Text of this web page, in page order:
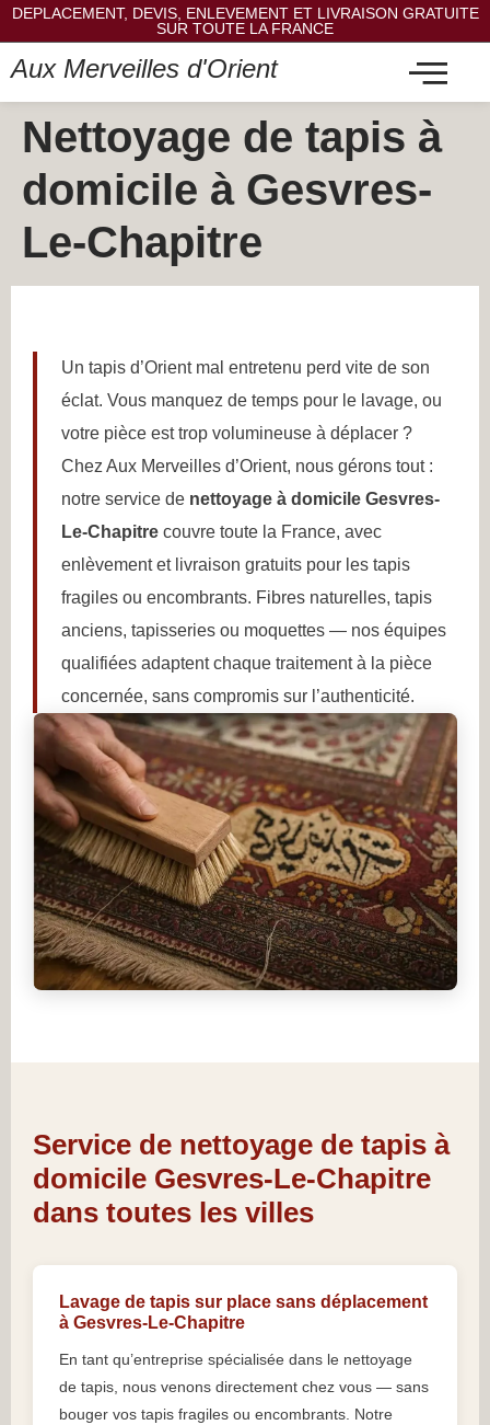
DEPLACEMENT, DEVIS, ENLEVEMENT ET LIVRAISON GRATUITE
SUR TOUTE LA FRANCE
Aux Merveilles d'Orient
Nettoyage de tapis à
domicile à Gesvres-
Le-Chapitre
Un tapis d’Orient mal entretenu perd vite de son
éclat. Vous manquez de temps pour le lavage, ou
votre pièce est trop volumineuse à déplacer ?
Chez Aux Merveilles d’Orient, nous gérons tout :
notre service de nettoyage à domicile Gesvres-
Le-Chapitre couvre toute la France, avec
enlèvement et livraison gratuits pour les tapis
fragiles ou encombrants. Fibres naturelles, tapis
anciens, tapisseries ou moquettes — nos équipes
qualifiées adaptent chaque traitement à la pièce
concernée, sans compromis sur l’authenticité.
Service de nettoyage de tapis à
domicile Gesvres-Le-Chapitre
dans toutes les villes
Lavage de tapis sur place sans déplacement
à Gesvres-Le-Chapitre
En tant qu’entreprise spécialisée dans le nettoyage
de tapis, nous venons directement chez vous — sans
bouger vos tapis fragiles ou encombrants. Notre